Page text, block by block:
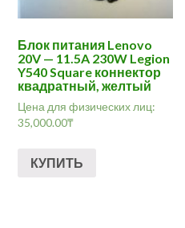
Блок питания Lenovo
20V — 11.5A 230W Legion
Y540 Square коннектор
квадратный, желтый
Цена для физических лиц:
35,000.00₸
КУПИТЬ